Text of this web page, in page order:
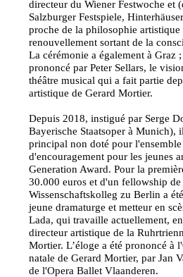
directeur du Wiener Festwoche et
Salzburger Festspiele,
proche de la philosophie
renouvellement sortant de la
La cérémonie a également à Graz
prononcé par Peter Sellars, le
théâtre musical qui a fait partie
artistique de Gerard Mortier.
Depuis 2018, instigué par Serge
Bayerische Staatsoper à Munich),
principal non doté pour
d'encouragement pour les jeunes
Generation Award. Pour la
30.000 euros et d'un fellowship
Wissenschaftskolleg zu Berlin a
jeune dramaturge et metteur en
Lada, qui travaille actuellement,
directeur artistique de la
Mortier. L’éloge a été prononcé à
natale de Gerard Mortier, par Jan
de l'Opera Ballet Vlaanderen.